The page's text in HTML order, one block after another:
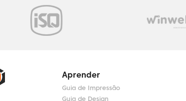
Aprender
Guia de Impressão
Guia de Design